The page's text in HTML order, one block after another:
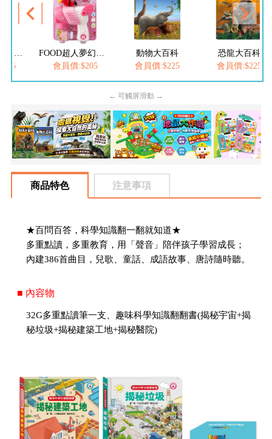
會員價:$205
動物大百科
會員價:$225
恐龍大百科
會員價:$225
← 可觸屏滑動 →
商品特色 注意事項
★百問百答，科學知識翻一翻就知道★
多重點讀，多重教育，用「聲音」陪伴孩子學習成長；
內建386首曲目，兒歌、童話、成語故事、唐詩隨時聽。
■ 內容物
32G多重點讀筆一支、趣味科學知識翻翻書(揭秘宇宙+揭
秘垃圾+揭秘建築工地+揭秘醫院)